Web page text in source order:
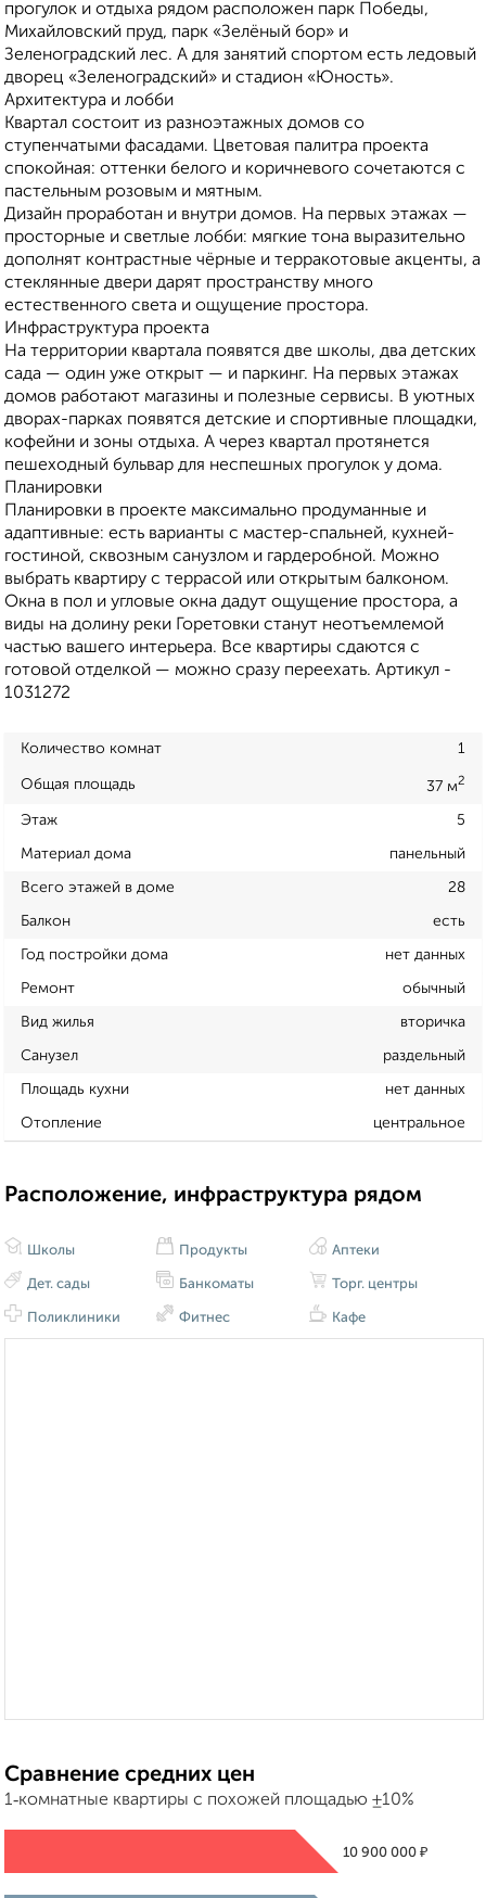
прогулок и отдыха рядом расположен парк Победы,
Михайловский пруд, парк «Зелёный бор» и
Зеленоградский лес. А для занятий спортом есть ледовый
дворец «Зеленоградский» и стадион «Юность».
Архитектура и лобби
Квартал состоит из разноэтажных домов со
ступенчатыми фасадами. Цветовая палитра проекта
спокойная: оттенки белого и коричневого сочетаются с
пастельным розовым и мятным.
Дизайн проработан и внутри домов. На первых этажах —
просторные и светлые лобби: мягкие тона выразительно
дополнят контрастные чёрные и терракотовые акценты, а
стеклянные двери дарят пространству много
естественного света и ощущение простора.
Инфраструктура проекта
На территории квартала появятся две школы, два детских
сада — один уже открыт — и паркинг. На первых этажах
домов работают магазины и полезные сервисы. В уютных
дворах-парках появятся детские и спортивные площадки,
кофейни и зоны отдыха. А через квартал протянется
пешеходный бульвар для неспешных прогулок у дома.
Планировки
Планировки в проекте максимально продуманные и
адаптивные: есть варианты с мастер-спальней, кухней-
гостиной, сквозным санузлом и гардеробной. Можно
выбрать квартиру с террасой или открытым балконом.
Окна в пол и угловые окна дадут ощущение простора, а
виды на долину реки Горетовки станут неотъемлемой
частью вашего интерьера. Все квартиры сдаются с
готовой отделкой — можно сразу переехать. Артикул -
1031272
Количество комнат 1
Общая площадь 37 м2
Этаж 5
Материал дома панельный
Всего этажей в доме 28
Балкон есть
Год постройки дома нет данных
Ремонт обычный
Вид жилья вторичка
Санузел раздельный
Площадь кухни нет данных
Отопление центральное
Расположение, инфраструктура рядом
Школы
Дет. сады
Поликлиники
Продукты
Банкоматы
Фитнес
Аптеки
Торг. центры
Кафе
Сравнение средних цен
1‑комнатные квартиры с похожей площадью ±10%
10 900 000₽